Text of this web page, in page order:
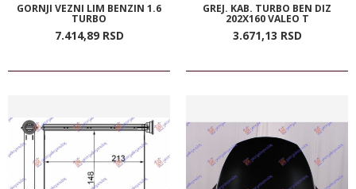
GORNJI VEZNI LIM BENZIN 1.6
TURBO
7.414,89 RSD
GREJ. KAB. TURBO BEN DIZ
202X160 VALEO T
3.671,13 RSD